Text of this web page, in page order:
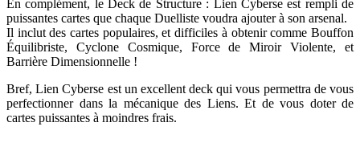
En complément, le Deck de Structure : Lien Cyberse est rempli de
puissantes cartes que chaque Duelliste voudra ajouter à son arsenal.
Il inclut des cartes populaires, et difficiles à obtenir comme Bouffon
Équilibriste, Cyclone Cosmique, Force de Miroir Violente, et
Barrière Dimensionnelle !
Bref, Lien Cyberse est un excellent deck qui vous permettra de vous
perfectionner dans la mécanique des Liens. Et de vous doter de
cartes puissantes à moindres frais.